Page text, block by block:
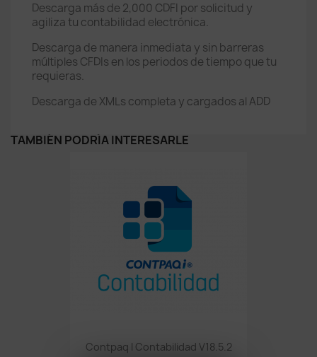
Descarga más de 2,000 CDFI por solicitud y
agiliza tu contabilidad electrónica.
Descarga de manera inmediata y sin barreras
múltiples CFDIs en los periodos de tiempo que tu
requieras.
Descarga de XMLs completa y cargados al ADD
TAMBIÉN PODRÍA INTERESARLE
Contpaq I Contabilidad V18.5.2